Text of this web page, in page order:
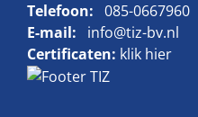
Telefoon: 085-0667960
E-mail:
info@tiz-bv.nl
Certificaten: klik hier